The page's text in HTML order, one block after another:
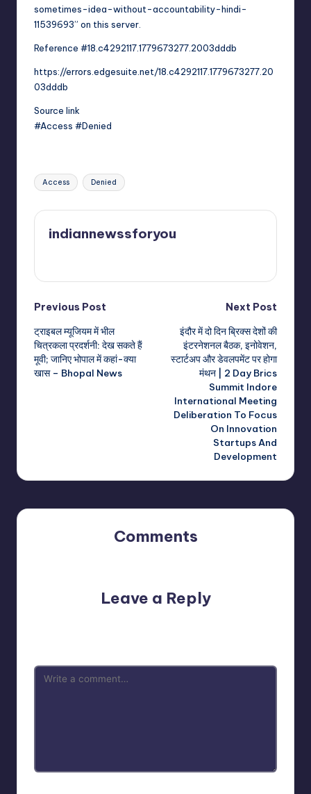
sometimes-idea-without-accountability-hindi-
11539693” on this server.
Reference #18.c4292117.1779673277.2003dddb
https://errors.edgesuite.net/18.c4292117.1779673277.20
03dddb
Source link
#Access #Denied
Tags:
Access Denied
indiannewssforyou
Post
navigation
Previous Post
ट्राइबल म्यूजियम में भील
चित्रकला प्रदर्शनी: देख सकते हैं
मूवी; जानिए भोपाल में कहां-क्या
खास – Bhopal News
Next Post
इंदौर में दो दिन ब्रिक्स देशों की
इंटरनेशनल बैठक, इनोवेशन,
स्टार्टअप और डेवलपमेंट पर होगा
मंथन | 2 Day Brics
Summit Indore
International Meeting
Deliberation To Focus
On Innovation
Startups And
Development
Comments
Leave a Reply